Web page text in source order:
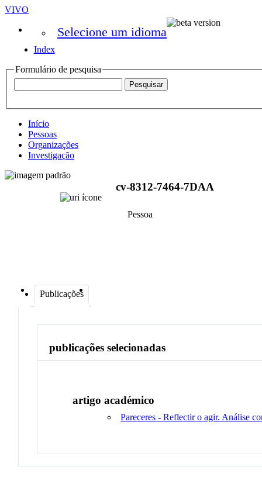
VIVO
Selecione um idioma
Index
Formulário de pesquisa
Início
Pessoas
Organizações
Investigação
cv-8312-7464-7DAA
Pessoa
Publicações
publicações selecionadas
artigo académico
Pareceres - Reflectir o agir. Análise